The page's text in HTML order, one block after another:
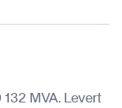
MVA. Levert